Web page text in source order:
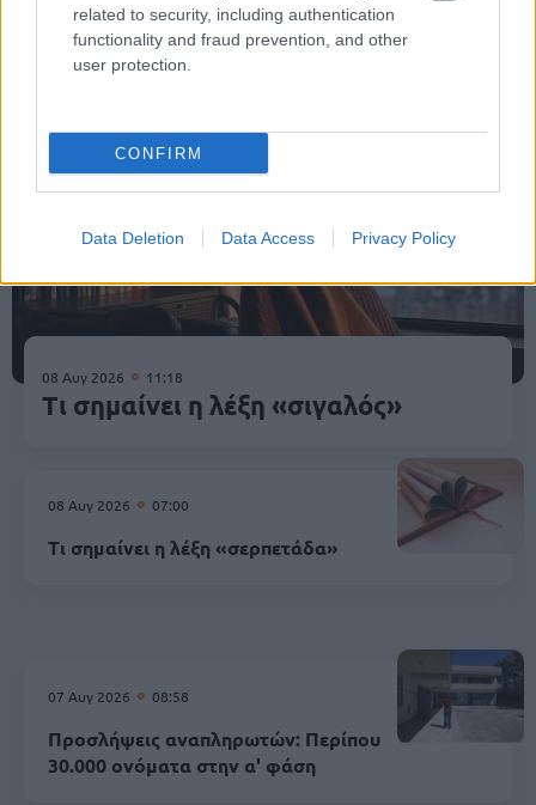
related to security, including authentication
functionality and fraud prevention, and other
user protection.
CONFIRM
Data Deletion Data Access Privacy Policy
Σεμινάρια Πανελλήνιες Κατάρτιση
08 Αυγ 2026 11:18
Τι σημαίνει η λέξη «σιγαλός»
08 Αυγ 2026 07:00
Τι σημαίνει η λέξη «σερπετάδα»
07 Αυγ 2026 08:58
Προσλήψεις αναπληρωτών: Περίπου
30.000 ονόματα στην α' φάση